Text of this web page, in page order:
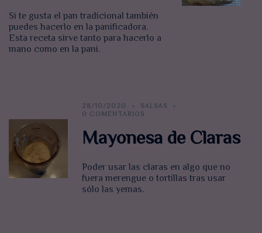
Si te gusta el pan tradicional también
puedes hacerlo en la panificadora.
Esta receta sirve tanto para hacerlo a
mano como en la pani.
28/10/2020
SALSAS
0 COMENTARIOS
Mayonesa de Claras
Poder usar las claras en algo que no
fuera merengue o tortillas tras usar
sólo las yemas.